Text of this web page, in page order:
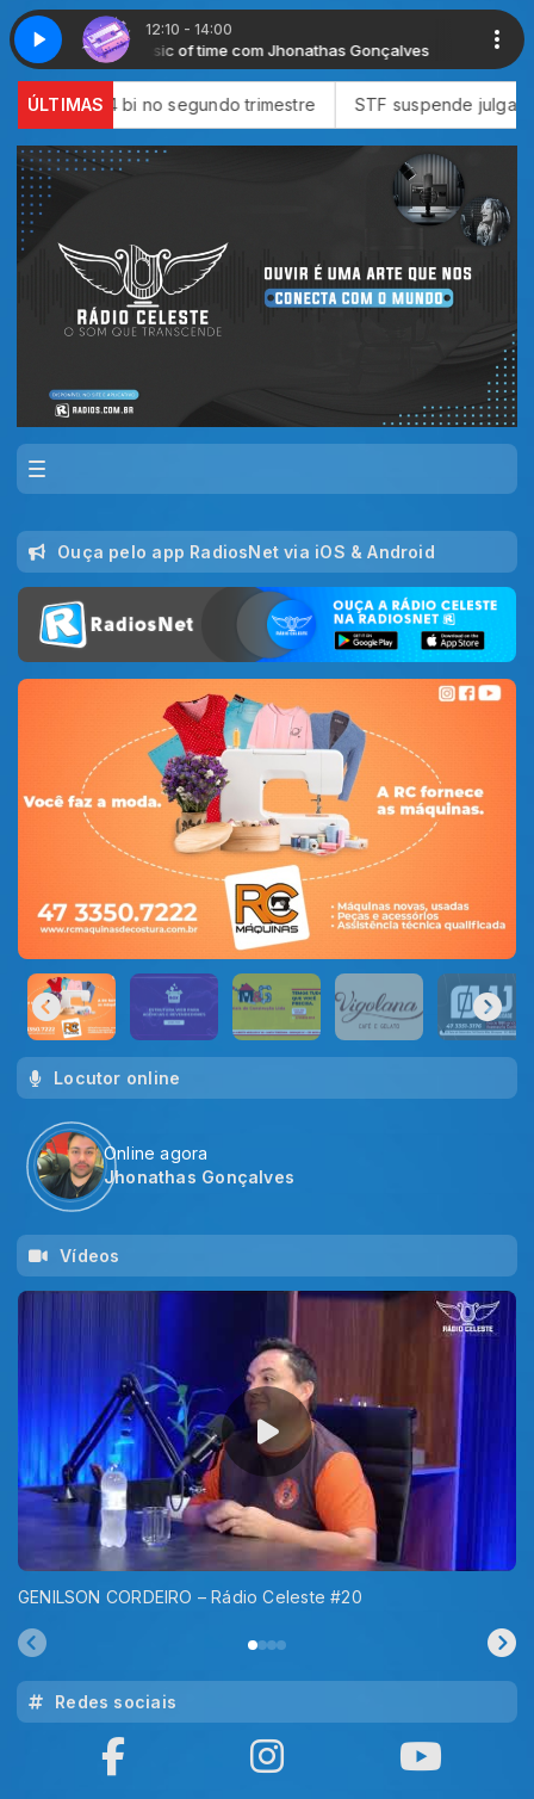
12:10 - 14:00
The music of time com Jhonathas Gonçalves The
ÚLTIMAS
bi no segundo trimestre STF suspende julgamento sobre
Ouça pelo app RadiosNet via iOS & Android
Locutor online
Online agora
Jhonathas Gonçalves
Vídeos
GENILSON CORDEIRO – Rádio Celeste #20
Redes sociais